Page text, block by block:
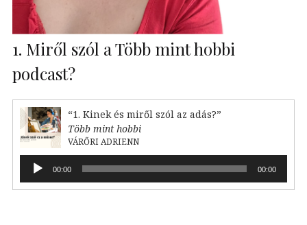
1. Miről szól a Több mint hobbi
podcast?
“1. Kinek és miről szól az adás?”
Több mint hobbi
VÁRŐRI ADRIENN
Audió
lejátszó00:00 00:00